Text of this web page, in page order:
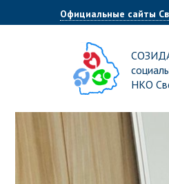
Официальные сайты
НКО